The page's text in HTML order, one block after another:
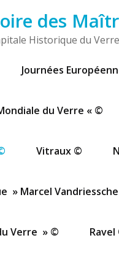
des
Historique du
Journées
du Verre « ©
Vitraux ©
» Marcel
Verre » ©